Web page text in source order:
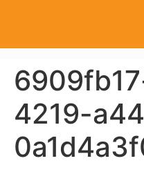
4219-